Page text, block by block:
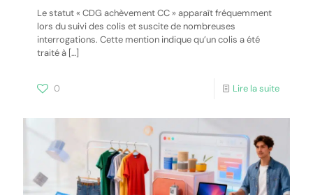
Le statut « CDG achèvement CC » apparaît fréquemment
lors du suivi des colis et suscite de nombreuses
interrogations. Cette mention indique qu’un colis a été
traité à […]
0 Lire la suite